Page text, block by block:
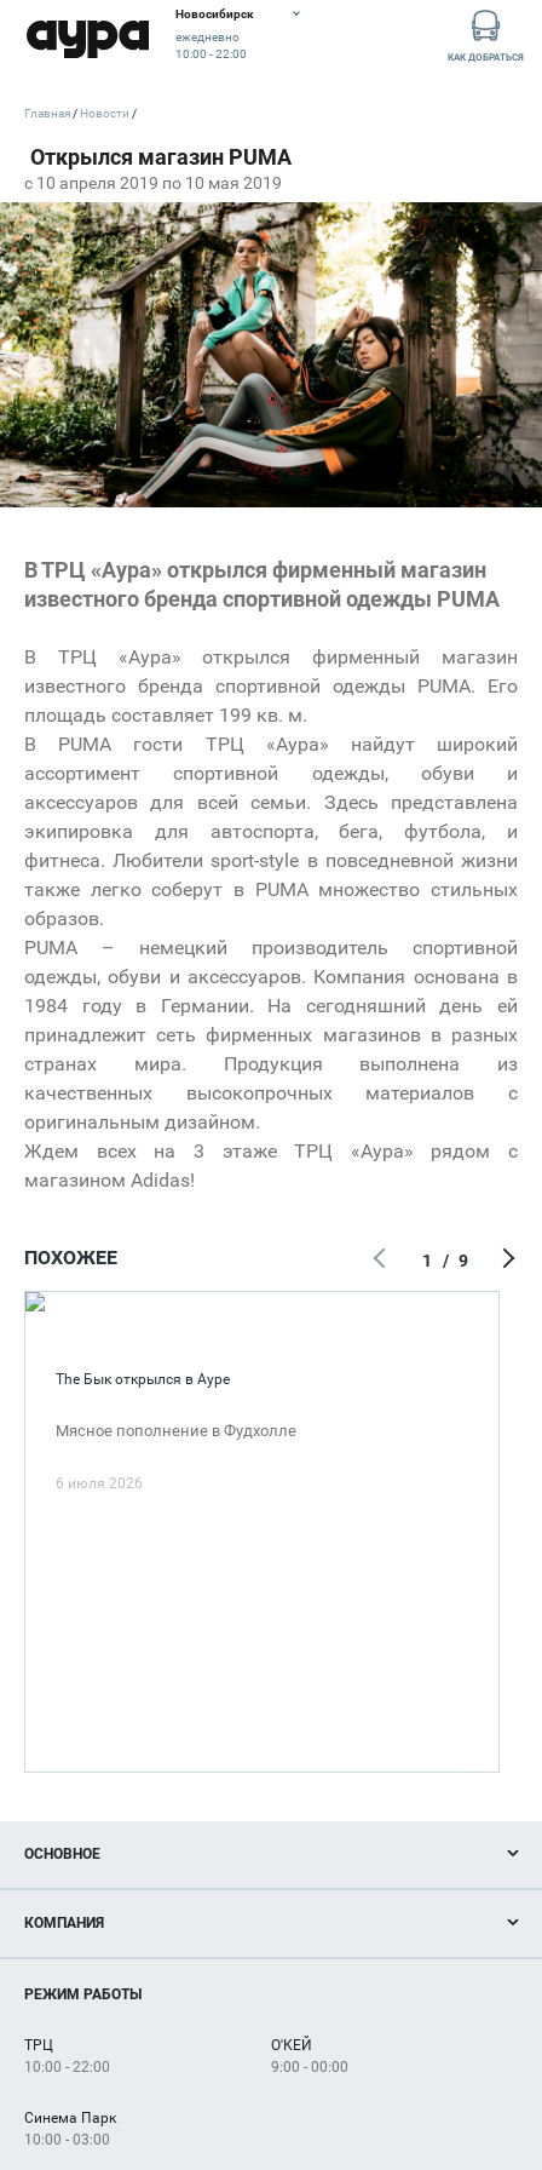
Новосибирск
ежедневно
10:00 - 22:00
КАК ДОБРАТЬСЯ
c 10 апреля 2019 по 10 мая 2019
Главная Новости
В ТРЦ «Аура» открылся фирменный магазин
известного бренда спортивной одежды PUMA
В ТРЦ «Аура» открылся фирменный магазин
известного бренда спортивной одежды PUMA. Его
площадь составляет 199 кв. м.
В PUMA гости ТРЦ «Аура» найдут широкий
ассортимент спортивной одежды, обуви и
аксессуаров для всей семьи. Здесь представлена
экипировка для автоспорта, бега, футбола, и
фитнеса. Любители sport-style в повседневной жизни
также легко соберут в PUMAмножество стильных
образов.
PUMA – немецкий производитель спортивной
одежды, обуви и аксессуаров. Компания основана в
1984 году в Германии. На сегодняшний день ей
принадлежит сеть фирменных магазинов в разных
странах мира. Продукция выполнена из
качественных высокопрочных материалов с
оригинальным дизайном.
Ждем всех на 3 этаже ТРЦ «Аура» рядом с
магазином Adidas!
ПОХОЖЕЕ
The Бык открылся в Ауре
Мясное пополнение в Фудхолле
6 июля 2026
1 / 9
ОСНОВНОЕ
Новости
Магазины
Услуги
КОМПАНИЯ
Рекламодателям
Как добраться
РЕЖИМ РАБОТЫ
ТРЦ
10:00 - 22:00
О'КЕЙ
9:00 - 00:00
Синема Парк
10:00 - 03:00